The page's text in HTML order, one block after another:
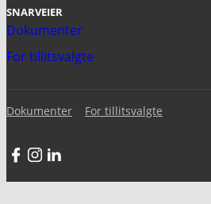
SNARVEIER
Dokumenter
For tillitsvalgte
Dokumenter For tillitsvalgte